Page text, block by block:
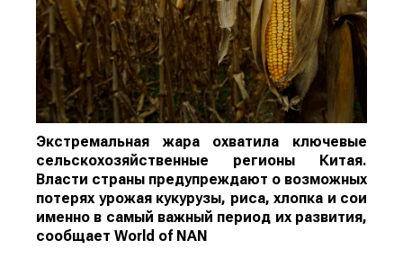
Экстремальная жара охватила ключевые
сельскохозяйственные регионы Китая.
Власти страны предупреждают о возможных
потерях урожая кукурузы, риса, хлопка и сои
именно в самый важный период их развития,
сообщает World of NAN